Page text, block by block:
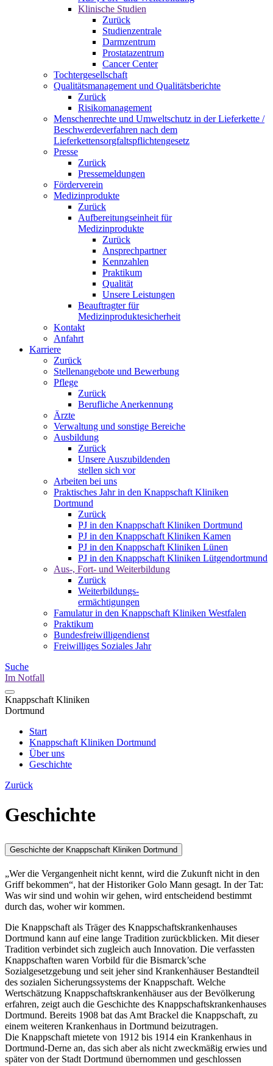
Klinische Studien
Zurück
Studienzentrale
Darmzentrum
Prostatazentrum
Cancer Center
Tochtergesellschaft
Qualitätsmanagement und Qualitätsberichte
Zurück
Risikomanagement
Menschenrechte und Umweltschutz in der Lieferkette /
Beschwerdeverfahren nach dem
Lieferkettensorgfaltspflichtengesetz
Presse
Zurück
Pressemeldungen
Förderverein
Medizinprodukte
Zurück
Aufbereitungseinheit für
Medizinprodukte
Zurück
Ansprechpartner
Kennzahlen
Praktikum
Qualität
Unsere Leistungen
Beauftragter für
Medizinproduktesicherheit
Kontakt
Anfahrt
Karriere
Zurück
Stellenangebote und Bewerbung
Pflege
Zurück
Berufliche Anerkennung
Ärzte
Verwaltung und sonstige Bereiche
Ausbildung
Zurück
Unsere Auszubildenden
stellen sich vor
Arbeiten bei uns
Praktisches Jahr in den Knappschaft Kliniken
Dortmund
Zurück
PJ in den Knappschaft Kliniken Dortmund
PJ in den Knappschaft Kliniken Kamen
PJ in den Knappschaft Kliniken Lünen
PJ in den Knappschaft Kliniken Lütgendortmund
Aus-, Fort- und Weiterbildung
Zurück
Weiterbildungs-
ermächtigungen
Famulatur in den Knappschaft Kliniken Westfalen
Praktikum
Bundesfreiwilligendienst
Freiwilliges Soziales Jahr
Suche
Im Notfall
Knappschaft Kliniken
Dortmund
Start
Knappschaft Kliniken Dortmund
Über uns
Geschichte
Zurück
Geschichte
Geschichte der Knappschaft Kliniken Dortmund
„Wer die Vergangenheit nicht kennt, wird die Zukunft nicht in den
Griff bekommen“, hat der Historiker Golo Mann gesagt. In der Tat:
Was wir sind und wohin wir gehen, wird entscheidend bestimmt
durch das, woher wir kommen.
Die Knappschaft als Träger des Knappschaftskrankenhauses
Dortmund kann auf eine lange Tradition zurückblicken. Mit dieser
Tradition verbindet sich zugleich auch Innovation. Die verfassten
Knappschaften waren Vorbild für die Bismarck’sche
Sozialgesetzgebung und seit jeher sind Krankenhäuser Bestandteil
des sozialen Sicherungssystems der Knappschaft. Welche
Wertschätzung Knappschaftskrankenhäuser aus der Bevölkerung
erfahren, zeigt auch die Geschichte des Knappschaftskrankenhauses
Dortmund. Bereits 1908 bat das Amt Brackel die Knappschaft, zu
einem weiteren Krankenhaus in Dortmund beizutragen.
Die Knappschaft mietete von 1912 bis 1914 ein Krankenhaus in
Dortmund-Derne an, das sich aber als nicht zweckmäßig erwies und
später von der Stadt Dortmund übernommen und geschlossen